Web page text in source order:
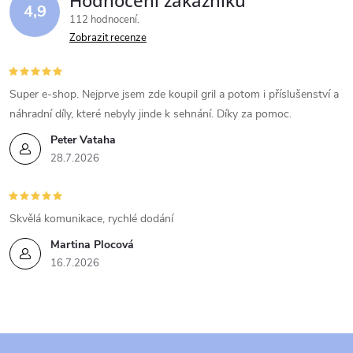
p
v
k
y
v
ý
p
u
á
n
4,9
112 hodnocení
Zobrazit recenze
Peter Vataha
28.7.2026
Super e-shop. Nejprve jsem zde koupil gril a potom i příslušenství a
náhradní díly, které nebyly jinde k sehnání. Díky za pomoc.
Martina Plocová
16.7.2026
Skvělá komunikace, rychlé dodání